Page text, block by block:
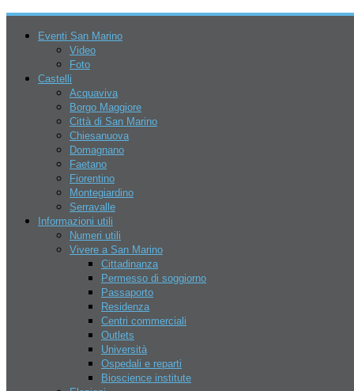
Eventi San Marino
Video
Foto
Castelli
Acquaviva
Borgo Maggiore
Città di San Marino
Chiesanuova
Domagnano
Faetano
Fiorentino
Montegiardino
Serravalle
Informazioni utili
Numeri utili
Vivere a San Marino
Cittadinanza
Permesso di soggiorno
Passaporto
Residenza
Centri commerciali
Outlets
Università
Ospedali e reparti
Bioscience institute
6 Agosto 2026
San Marino
Eventi
Go Kart – Kart Legend
Sky Park Adventures
AERO CLUB
Crossodromo Baldasserona
Il CONS e le federazioni sportive
Lago di Faetano – Pesca sportiva
Moto gp